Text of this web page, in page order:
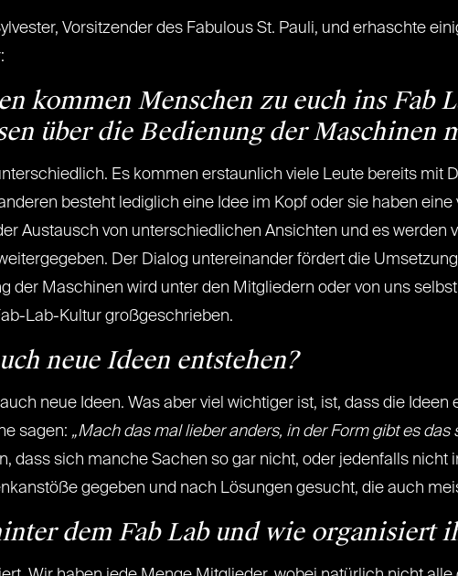
Vorsitzender des Fabulous St. Pauli, und erhaschte
kommen Menschen zu euch ins Fab
über die Bedienung der Maschinen
Es kommen erstaunlich viele Leute bereits mit
besteht lediglich eine Idee im Kopf oder sie haben eine
Austausch von unterschiedlichen Ansichten und es werden
Der Dialog untereinander fördert die
der Maschinen wird unter den Mitgliedern oder von uns
Lab-Kultur großgeschrieben.
neue Ideen entstehen?
neue Ideen. Was aber viel wichtiger ist, ist, dass die
sagen: „Mach das mal lieber anders, in der Form gibt es das
dass sich manche Sachen so gar nicht, oder jedenfalls nicht
gegeben und nach Lösungen gesucht, die auch
dem Fab Lab und wie organisiert